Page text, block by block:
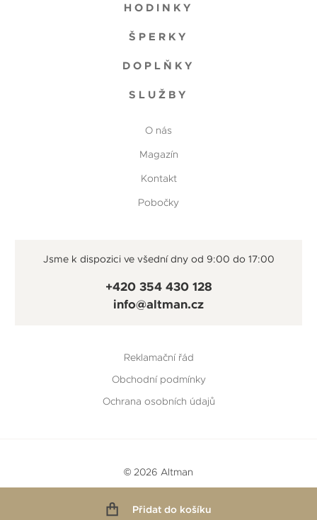
Přidat do košíku
HODINKY
ŠPERKY
DOPLŇKY
SLUŽBY
O nás
Magazín
Kontakt
Pobočky
Jsme k dispozici ve všední dny od 9:00 do 17:00
+420 354 430 128
info@altman.cz
Reklamační řád
Obchodní podmínky
Ochrana osobních údajů
© 2026 Altman